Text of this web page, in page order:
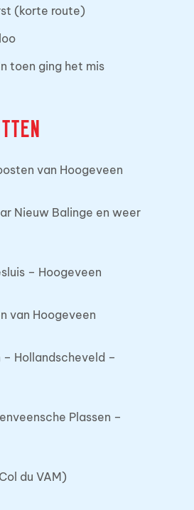
(korte route)
toen ging het mis
van Hoogeveen
Nieuw Balinge en weer
– Hoogeveen
van Hoogeveen
– Hollandscheveld –
Plassen –
du VAM)